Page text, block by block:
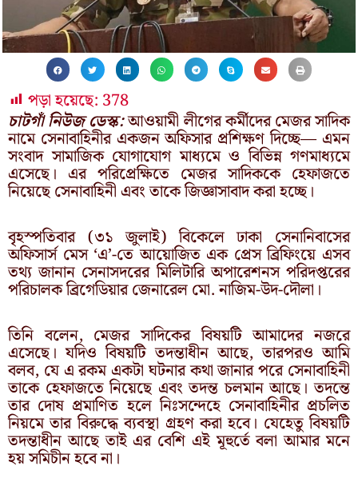
পড়া হয়েছে: 378
চাটগাঁ নিউজ ডেস্ক:আওয়ামী লীগের কর্মীদের মেজর সাদিক
নামে সেনাবাহিনীর একজন অফিসার প্রশিক্ষণ দিচ্ছে— এমন
সংবাদ সামাজিক যোগাযোগ মাধ্যমে ও বিভিন্ন গণমাধ্যমে
এসেছে। এর পরিপ্রেক্ষিতে মেজর সাদিককে হেফাজতে
নিয়েছে সেনাবাহিনী এবং তাকে জিজ্ঞাসাবাদ করা হচ্ছে।
বৃহস্পতিবার (৩১ জুলাই) বিকেলে ঢাকা সেনানিবাসের
অফিসার্স মেস ‘এ’-তে আয়োজিত এক প্রেস ব্রিফিংয়ে এসব
তথ্য জানান সেনাসদরের মিলিটারি অপারেশনস পরিদপ্তরের
পরিচালক ব্রিগেডিয়ার জেনারেল মো. নাজিম-উদ-দৌলা।
তিনি বলেন, মেজর সাদিকের বিষয়টি আমাদের নজরে
এসেছে। যদিও বিষয়টি তদন্তাধীন আছে, তারপরও আমি
বলব, যে এ রকম একটা ঘটনার কথা জানার পরে সেনাবাহিনী
তাকে হেফাজতে নিয়েছে এবং তদন্ত চলমান আছে। তদন্তে
তার দোষ প্রমাণিত হলে নিঃসন্দেহে সেনাবাহিনীর প্রচলিত
নিয়মে তার বিরুদ্ধে ব্যবস্থা গ্রহণ করা হবে। যেহেতু বিষয়টি
তদন্তাধীন আছে তাই এর বেশি এই মূহুর্তে বলা আমার মনে
হয় সমিচীন হবে না।